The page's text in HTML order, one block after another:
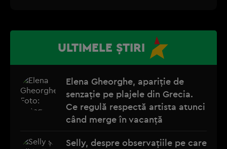
ULTIMELE ȘTIRI
Elena Gheorghe, apariție de
senzație pe plajele din Grecia.
Ce regulă respectă artista atunci
când merge în vacanță
Selly, despre observațiile pe care